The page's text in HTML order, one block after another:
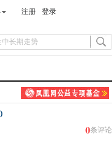
注册 登录
0条评论